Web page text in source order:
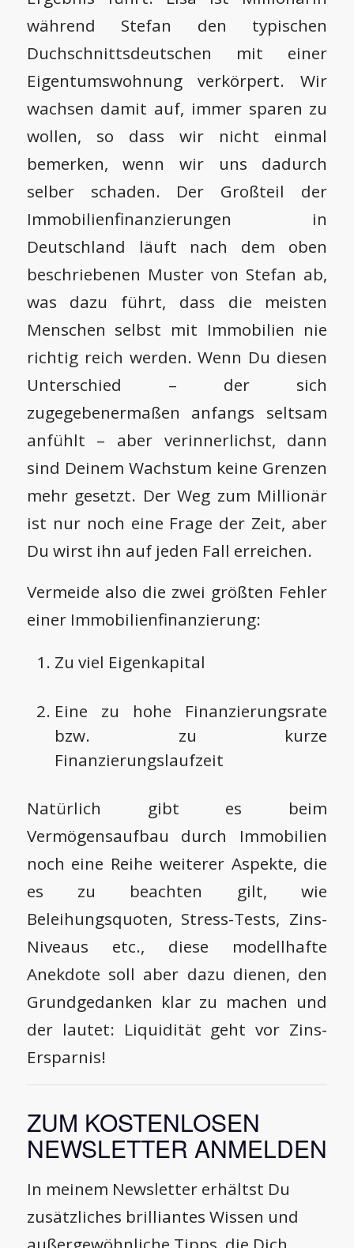
während Stefan den typischen
Duchschnittsdeutschen mit einer
Eigentumswohnung verkörpert. Wir
wachsen damit auf, immer sparen zu
wollen, so dass wir nicht einmal
bemerken, wenn wir uns dadurch
selber schaden. Der Großteil der
Immobilienfinanzierungen in
Deutschland läuft nach dem oben
beschriebenen Muster von Stefan ab,
was dazu führt, dass die meisten
Menschen selbst mit Immobilien nie
richtig reich werden. Wenn Du diesen
Unterschied – der sich
zugegebenermaßen anfangs seltsam
anfühlt – aber verinnerlichst, dann
sind Deinem Wachstum keine Grenzen
mehr gesetzt. Der Weg zum Millionär
ist nur noch eine Frage der Zeit, aber
Du wirst ihn auf jeden Fall erreichen.
Vermeide also die zwei größten Fehler
einer Immobilienfinanzierung:
Zu viel Eigenkapital
Eine zu hohe Finanzierungsrate
bzw. zu kurze
Finanzierungslaufzeit
Natürlich gibt es beim
Vermögensaufbau durch Immobilien
noch eine Reihe weiterer Aspekte, die
es zu beachten gilt, wie
Beleihungsquoten, Stress-Tests, Zins-
Niveaus etc., diese modellhafte
Anekdote soll aber dazu dienen, den
Grundgedanken klar zu machen und
der lautet: Liquidität geht vor Zins-
Ersparnis!
ZUM KOSTENLOSEN
NEWSLETTER ANMELDEN
In meinem Newsletter erhältst Du
zusätzliches brilliantes Wissen und